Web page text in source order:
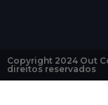
Copyright 2024 Out
direitos reservados